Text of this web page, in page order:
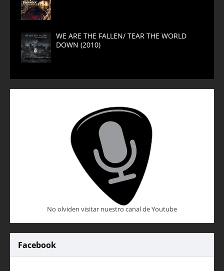
WE ARE THE FALLEN/ TEAR THE WORLD
DOWN (2010)
No olviden visitar nuestro canal de Youtube
Facebook